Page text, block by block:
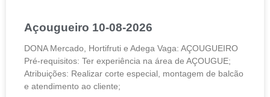
Açougueiro 10-08-2026
DONA Mercado, Hortifruti e Adega Vaga: AÇOUGUEIRO
Pré-requisitos: Ter experiência na área de AÇOUGUE;
Atribuições: Realizar corte especial, montagem de balcão
e atendimento ao cliente;